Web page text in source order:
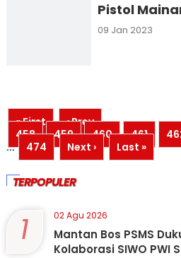
Pistol
09 Jan 2023
« First ‹ Prev
...
458
459 460 461
...
474 Next › Last »
TERPOPULER
1 02 Agu 2026
Mantan Bos PSMS
Kolaborasi SIWO PWI